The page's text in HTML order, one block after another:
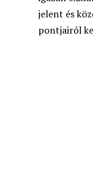
jelent és
pontjairól